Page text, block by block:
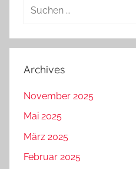
Suchen
Archives
November 2025
Mai 2025
März 2025
Februar 2025